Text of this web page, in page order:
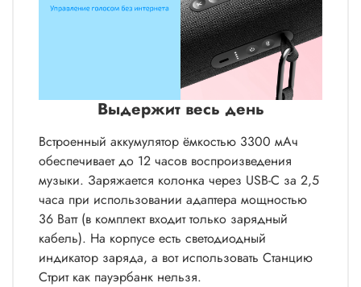
Выдержит весь день
Встроенный аккумулятор ёмкостью 3300 мАч
обеспечивает до 12 часов воспроизведения
музыки. Заряжается колонка через USB-C за 2,5
часа при использовании адаптера мощностью
36 Ватт (в комплект входит только зарядный
кабель). На корпусе есть светодиодный
индикатор заряда, а вот использовать Станцию
Стрит как пауэрбанк нельзя.